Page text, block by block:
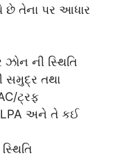
તેના પર આધાર
ની સ્થિતિ
સમુદ્ર તથા
ટ્રફ
LPA અને તે કઈ